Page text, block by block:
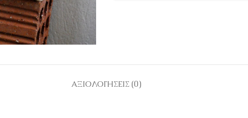
ΑΞΙΟΛΟΓΉΣΕΙΣ (0)